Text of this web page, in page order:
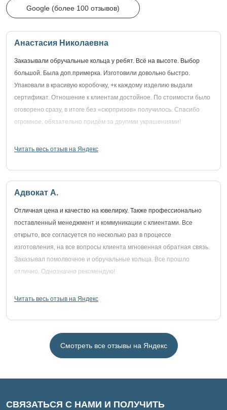
Google (более 100 отзывов)
Анастасия Николаевна
Заказывали обручальные кольца у ребят. Всё на высоте. Выбор
большой. Была доп.примерка. Изготовили довольно быстро.
Упаковали в красивую коробочку, +к каждому изделию выдали
сертификат. Отношение к клиентам достойное. По стоимости было
оговорено сразу, в итоге без «сюрпризов» получилось. Спасибо
огромное, обязательно придём за другими украшениями!
Читать весь отзыв на Яндекс
Адвокат А.
Отличная цена и качество на ювелирку. Также профессионально
поставленный менеджмент и коммуникации с клиентами. Все
открыто, все согласуется по несколько раз в процессе
изготовления, на все вопросы клиента мгновенная обратная связь.
Заказывал помолвочное и обручальные кольца. Все прошло
отлично. Однозначно рекомендую!
Читать весь отзыв на Яндекс
Смотреть все отзывы на Яндекс
СВЯЗАТЬСЯ С НАМИ И ПОЛУЧИТЬ